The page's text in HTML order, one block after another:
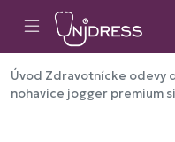
Úvod Zdravotnícke odevy
nohavice jogger premium